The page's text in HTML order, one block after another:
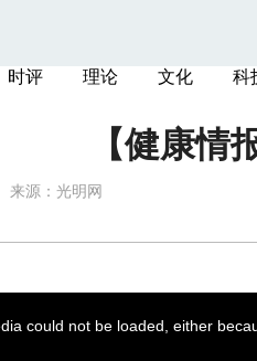
时评 理论 文化 科
【健康
来源：光明网
could not be loaded, either